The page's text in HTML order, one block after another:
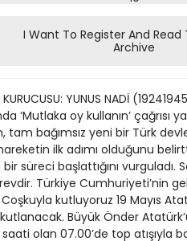
11
12
14
15
16
17
18
I Want To Register And Read
Archive
YUNUS NADİ
‘Mutlaka oy kullanın’
tam bağımsız yeni bir Türk
ilk adımı olduğunu
başlattığını vurguladı.
Türkiye Cumhuriyeti’nin
kutluyoruz 19 Mayıs
Büyük Önder
olan 07.00’de top atışıyla